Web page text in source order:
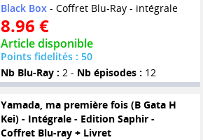
Black Box - Coffret Blu-Ray - intégrale
8.96 €
Article disponible
Points fidelités : 50
Nb Blu-Ray : 2 - Nb épisodes : 12
Yamada, ma première fois (B Gata H
Kei) - Intégrale - Edition Saphir -
Coffret Blu-ray + Livret